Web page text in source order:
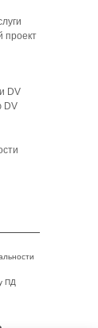
DV
ПД
проект
DV